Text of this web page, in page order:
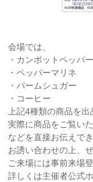
会場では、
・カンポットペッパー
・ペッパーマリネ
・パームシュガー
・コーヒー
上記4種類の商品を出
実際に商品をご覧い
などを直接お伝えで
お誘い合わせの上、
ご来場には事前来場
詳しくは主催者公式